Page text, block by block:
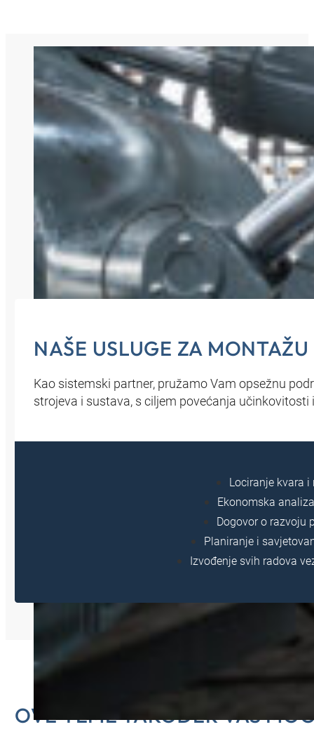
NAŠE USLUGE ZA
Kao sistemski partner, pružamo Vam opsežnu
strojeva i sustava, s ciljem povećanja
Lociranje kvara
Ekonomska
Dogovor o razvoju
Planiranje i
Izvođenje svih radova
OVE TEME TAKOĐER VAS